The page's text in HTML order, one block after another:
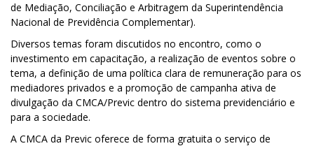
de Mediação, Conciliação e Arbitragem da Superintendência
Nacional de Previdência Complementar).
Diversos temas foram discutidos no encontro, como o
investimento em capacitação, a realização de eventos sobre o
tema, a definição de uma política clara de remuneração para os
mediadores privados e a promoção de campanha ativa de
divulgação da CMCA/Previc dentro do sistema previdenciário e
para a sociedade.
A CMCA da Previc oferece de forma gratuita o serviço de